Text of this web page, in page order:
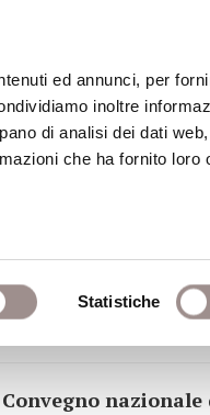
ed annunci, per
inoltre
di analisi dei dati
che ha fornito loro
Statistiche
Culturale
DEI
nazionale dei